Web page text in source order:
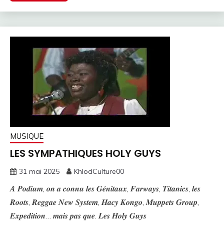
MUSIQUE
LES SYMPATHIQUES HOLY GUYS
31 mai 2025 KhlodCulture00
𝑨̀ 𝑷𝒐𝒅𝒊𝒖𝒎, 𝒐𝒏 𝒂 𝒄𝒐𝒏𝒏𝒖 𝒍𝒆𝒔 𝑮𝒆́𝒏𝒊𝒕𝒂𝒖𝒙, 𝑭𝒂𝒓𝒘𝒂𝒚𝒔, 𝑻𝒊𝒕𝒂𝒏𝒊𝒄𝒔, 𝒍𝒆𝒔
𝑹𝒐𝒐𝒕𝒔, 𝑹𝒆𝒈𝒈𝒂𝒆 𝑵𝒆𝒘 𝑺𝒚𝒔𝒕𝒆𝒎, 𝑯𝒂𝒄𝒚 𝑲𝒐𝒏𝒈𝒐, 𝑴𝒖𝒑𝒑𝒆𝒕𝒔 𝑮𝒓𝒐𝒖𝒑,
𝑬𝒙𝒑𝒆𝒅𝒊𝒕𝒊𝒐𝒏… 𝒎𝒂𝒊𝒔 𝒑𝒂𝒔 𝒒𝒖𝒆. 𝑳𝒆𝒔 𝑯𝒐𝒍𝒚 𝑮𝒖𝒚𝒔